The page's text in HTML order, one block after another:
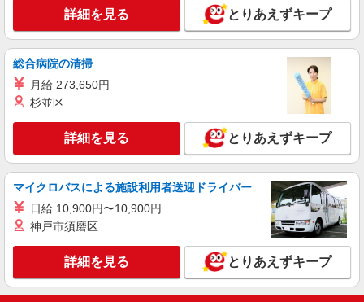
詳細を見る とりあえずキープ
総合病院の清掃
月給 273,650円
杉並区
詳細を見る とりあえずキープ
マイクロバスによる施設利用者送迎ドライバー
日給 10,900円〜10,900円
神戸市須磨区
詳細を見る とりあえずキープ